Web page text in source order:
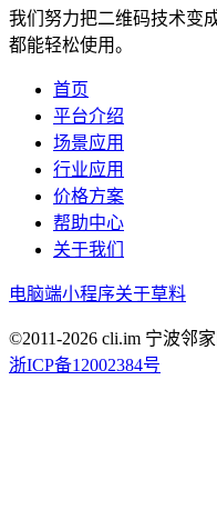
我们努力把二维码技术变
都能轻松使用。
首页
平台介绍
场景应用
行业应用
价格方案
帮助中心
关于我们
电脑端小程序关于草料
©2011-2026 cli.im 宁波邻
浙ICP备12002384号